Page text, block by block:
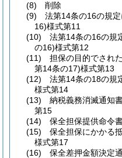
(8)
削除
(9)
法第14条の16の規
16)様式第11
(10)
法第14条の16の規
の16)様式第12
(11)
担保の目的でされ
第14条の17)様式第13
(12)
法第14条の18の規
様式第14
(13)
納税義務消滅通知
第15
(14)
保全担保提供命令
(15)
保全担保にかかる
様式第17
(16)
保全差押金額決定